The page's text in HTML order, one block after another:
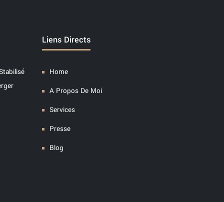
Liens Directs
Home
A Propos De Moi
Services
Presse
Blog